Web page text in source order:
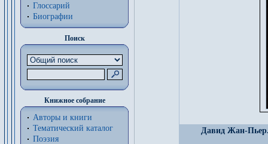
Глоссарий
Биографии
Поиск
Книжное собрание
Авторы и книги
Тематический каталог
Поэзия
Давид Жан-Пьер.